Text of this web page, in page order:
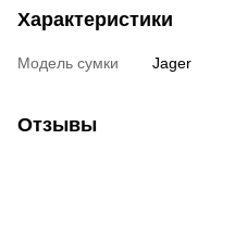
Характеристики
Модель сумки Jager
Отзывы